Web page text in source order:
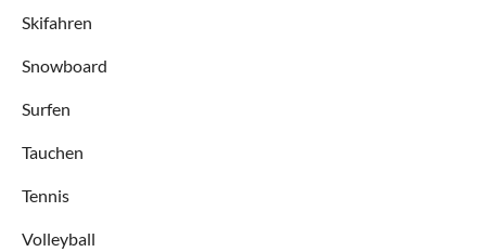
Skifahren
Snowboard
Surfen
Tauchen
Tennis
Volleyball